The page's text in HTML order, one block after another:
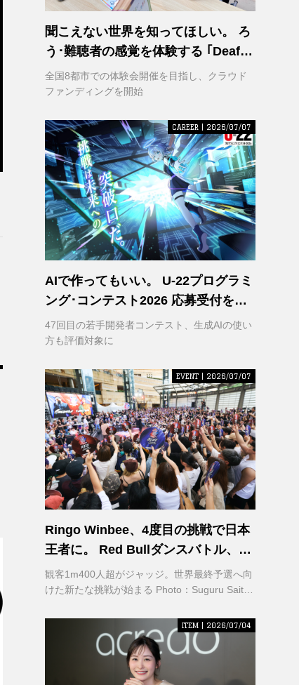
聞こえない世界を知ってほしい。 ろ
う･難聴者の感覚を体験する ｢Deaf
VR｣ 理解の輪を広げるため支援募集
を開始
全国8都市での体験会開催を目指し、クラウド
ファンディングを開始
CAREER | 2026/07/07
AIで作ってもいい。 U-22プログラミ
ング･コンテスト2026 応募受付を開
始
47回目の若手開発者コンテスト、生成AIの使い
方も評価対象に
EVENT | 2026/07/07
Ringo Winbee、4度目の挑戦で日本
王者に。 Red Bullダンスバトル、六
本木で熱狂
観客1m400人超がジャッジ。世界最終予選へ向
けた新たな挑戦が始まる Photo：Suguru Saito /
ITEM | 2026/07/04